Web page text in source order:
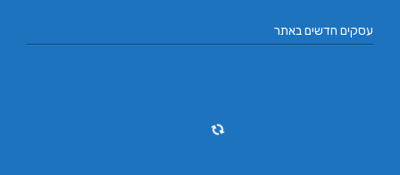
עסקים חדשים באתר